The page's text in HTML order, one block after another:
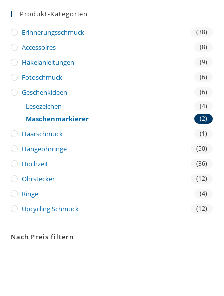
Produkt-Kategorien
Erinnerungsschmuck (38)
Accessoires (8)
Häkelanleitungen (9)
Fotoschmuck (6)
Geschenkideen (6)
Lesezeichen (4)
Maschenmarkierer (2)
Haarschmuck (1)
Hängeohrringe (50)
Hochzeit (36)
Ohrstecker (12)
Ringe (4)
Upcycling Schmuck (12)
Nach Preis filtern